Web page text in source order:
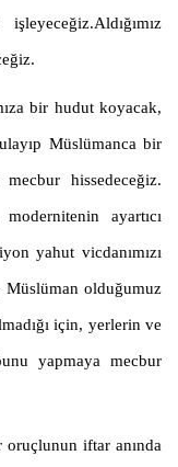
bir hudut koyacak,
Müslümanca bir
hissedeceğiz.
ayartıcı
yahut vicdanımızı
olduğumuz
için, yerlerin ve
yapmaya mecbur
oruçlunun iftar anında